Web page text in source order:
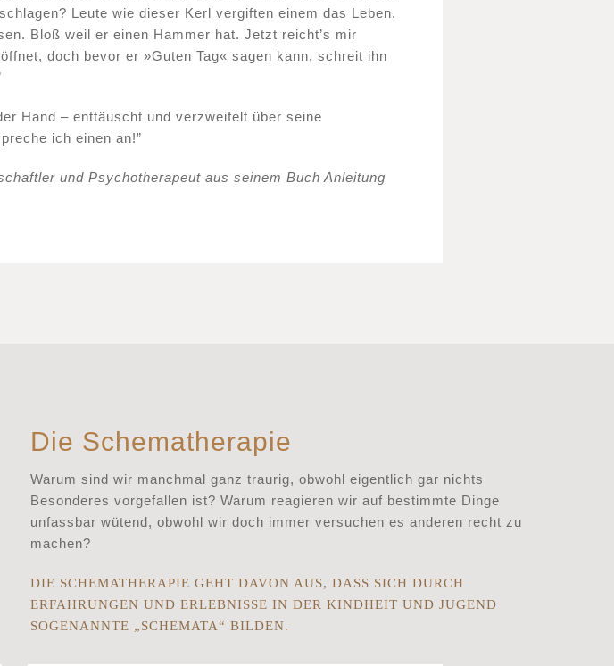
Leute wie dieser Kerl vergiften einem das Leben.
Bloß weil er einen Hammer hat. Jetzt reicht’s mir
doch bevor er »Guten Tag« sagen kann, schreit ihn
Hand – enttäuscht und verzweifelt über seine
ich einen an!”
und Psychotherapeut aus seinem Buch Anleitung
Die Schematherapie
Warum sind wir manchmal ganz traurig, obwohl eigentlich gar nichts
Besonderes vorgefallen ist? Warum reagieren wir auf bestimmte Dinge
unfassbar wütend, obwohl wir doch immer versuchen es anderen recht zu
machen?
DIE SCHEMATHERAPIE GEHT DAVON AUS, DASS SICH DURCH
ERFAHRUNGEN UND ERLEBNISSE IN DER KINDHEIT UND JUGEND
SOGENANNTE „SCHEMATA“ BILDEN.